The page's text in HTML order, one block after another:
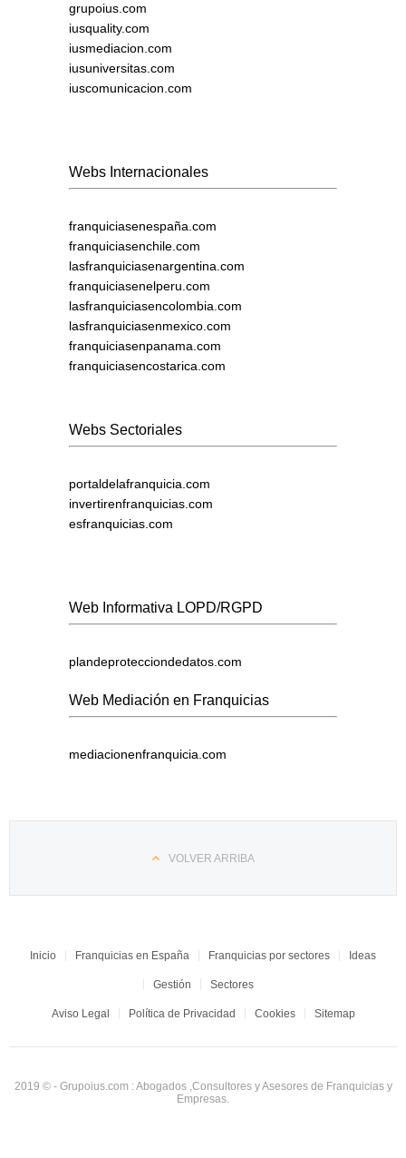
grupoius.com
iusquality.com
iusmediacion.com
iusuniversitas.com
iuscomunicacion.com
Webs Internacionales
franquiciasenespaña.com
franquiciasenchile.com
lasfranquiciasenargentina.com
franquiciasenelperu.com
lasfranquiciasencolombia.com
lasfranquiciasenmexico.com
franquiciasenpanama.com
franquiciasencostarica.com
Webs Sectoriales
portaldelafranquicia.com
invertirenfranquicias.com
esfranquicias.com
Web Informativa LOPD/RGPD
plandeprotecciondedatos.com
Web Mediación en Franquicias
mediacionenfranquicia.com
VOLVER ARRIBA
Inicio Franquicias en España Franquicias por sectores Ideas
Gestión Sectores
Aviso Legal Política de Privacidad Cookies Sitemap
2019 © - Grupoius.com : Abogados ,Consultores y Asesores de Franquicias y
Empresas.